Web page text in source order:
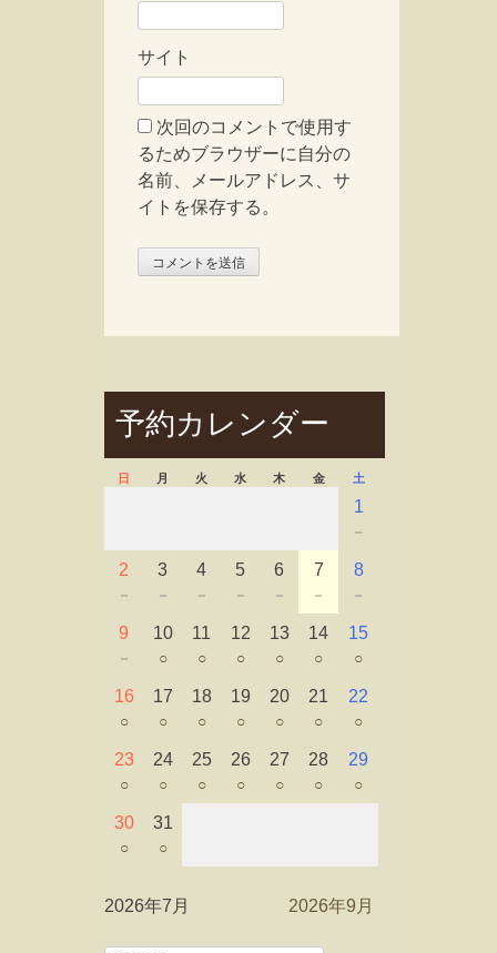
サイト
次回のコメントで使用す
るためブラウザーに自分の
名前、メールアドレス、サ
イトを保存する。
予約カレンダー
日 月 火 水 木 金 土
1
－
2
－
3
－
4
－
5
－
6
－
7
－
8
－
9
－
10
○
11
○
12
○
13
○
14
○
15
○
16
○
17
○
18
○
19
○
20
○
21
○
22
○
23
○
24
○
25
○
26
○
27
○
28
○
29
○
30
○
31
○
2026年7月 2026年9月